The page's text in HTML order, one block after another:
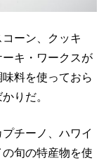
ーン、クッキ
キ・ワークスが
料を使っておら
りだ。
チーノ、ハワイ
旬の特産物を使